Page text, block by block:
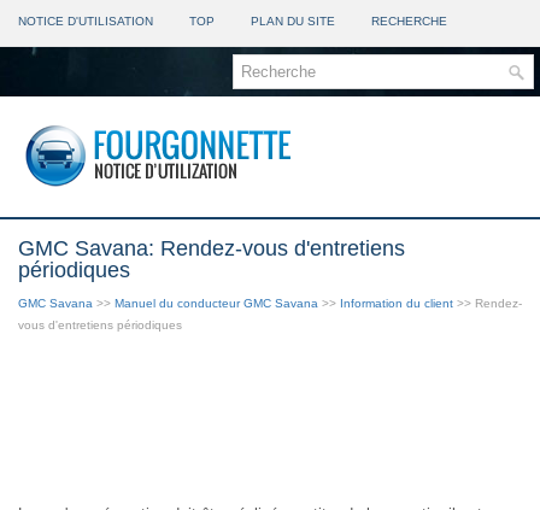
NOTICE D'UTILISATION TOP PLAN DU SITE RECHERCHE
GMC Savana: Rendez-vous d'entretiens
périodiques
GMC Savana >> Manuel du conducteur GMC Savana >> Information du client >> Rendez-
vous d'entretiens périodiques